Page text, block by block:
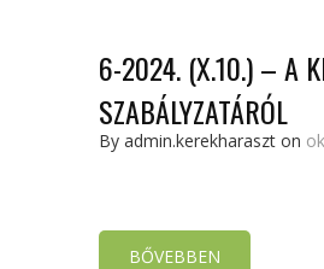
6-2024. (X.10.) – A
SZABÁLYZATÁRÓL
By admin.kerekharaszt on
BŐVEBBEN